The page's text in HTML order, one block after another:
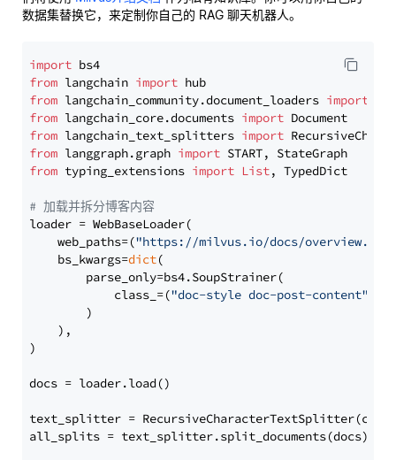
数据集替换它，来定制你自己的 RAG 聊天机器人。
import
from langchain import
from langchain_community.document_loaders import
from langchain_core.documents import
from langchain_text_splitters import
from langgraph.graph import
from typing_extensions import List, TypedDict
# 加载并拆分博客内容
loader = WebBaseLoader(
    web_paths=(
"https://milvus.io/docs/overview.md"
    bs_kwargs=
dict(
        parse_only=bs4.SoupStrainer(
            class_=(
"doc-style doc-post-content"
        )
    ),
)
docs = loader.load()
text_splitter =
all_splits = text_splitter.split_documents(docs)